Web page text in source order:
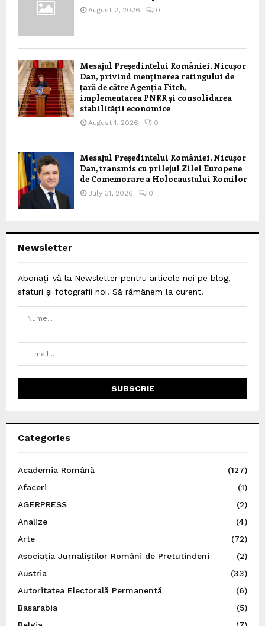
August 2, 2026 0
Mesajul Președintelui României, Nicușor
Dan, privind menținerea ratingului de
țară de către Agenția Fitch,
implementarea PNRR și consolidarea
stabilității economice
August 1, 2026 0
Mesajul Președintelui României, Nicușor
Dan, transmis cu prilejul Zilei Europene
de Comemorare a Holocaustului Romilor
July 31, 2026 0
Newsletter
Abonați-vă la Newsletter pentru articole noi pe blog,
sfaturi și fotografii noi. Să rămânem la curent!
Categories
Academia Română
(127)
Afaceri
(1)
AGERPRESS
(2)
Analize
(4)
Arte
(72)
Asociația Jurnaliștilor Români de Pretutindeni
(2)
Austria
(33)
Autoritatea Electorală Permanentă
(6)
Basarabia
(5)